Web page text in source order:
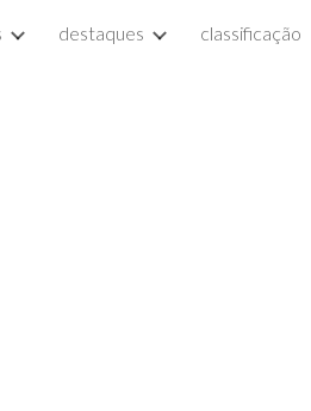
destaques classificação